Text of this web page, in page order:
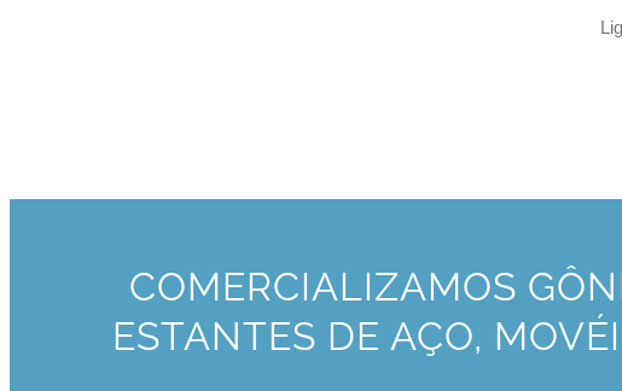
COMERCIALIZAMOS
ESTANTES DE AÇO,